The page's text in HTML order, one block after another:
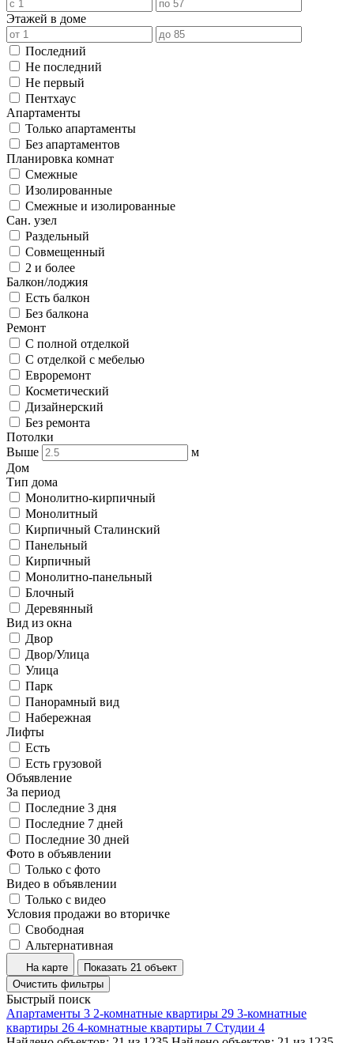
Этажей в доме
Последний
Не последний
Не первый
Пентхаус
Апартаменты
Только апартаменты
Без апартаментов
Планировка комнат
Смежные
Изолированные
Смежные и изолированные
Сан. узел
Раздельный
Совмещенный
2 и более
Балкон/лоджия
Есть балкон
Без балкона
Ремонт
С полной отделкой
С отделкой с мебелью
Евроремонт
Косметический
Дизайнерский
Без ремонта
Потолки
Выше
м
Дом
Тип дома
Монолитно-кирпичный
Монолитный
Кирпичный Сталинский
Панельный
Кирпичный
Монолитно-панельный
Блочный
Деревянный
Вид из окна
Двор
Двор/Улица
Улица
Парк
Панорамный вид
Набережная
Лифты
Есть
Есть грузовой
Объявление
За период
Последние 3 дня
Последние 7 дней
Последние 30 дней
Фото в объявлении
Только с фото
Видео в объявлении
Только с видео
Условия продажи во вторичке
Свободная
Альтернативная
На карте
Показать 21 объект
Очистить фильтры
Быстрый поиск
Апартаменты 3 2-комнатные квартиры 29 3-комнатные
квартиры 26 4-комнатные квартиры 7 Студии 4